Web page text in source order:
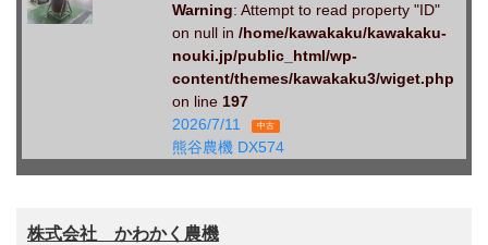
Warning: Attempt to read property "ID"
on null in /home/kawakaku/kawakaku-
nouki.jp/public_html/wp-
content/themes/kawakaku3/wiget.php
on line 197
2026/7/11
中古
熊谷農機 DX574
株式会社 かわかく農機